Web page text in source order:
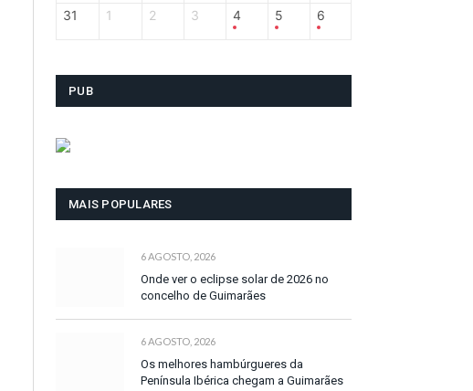
31 1 2 3 4 5 6
PUB
MAIS POPULARES
6 AGOSTO, 2026
Onde ver o eclipse solar de 2026 no
concelho de Guimarães
6 AGOSTO, 2026
Os melhores hambúrgueres da
Península Ibérica chegam a Guimarães